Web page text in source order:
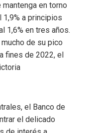
en torno
1,9% a principios
1,6% en tres años.
de su pico
fines de 2022, el
el Banco de
el delicado